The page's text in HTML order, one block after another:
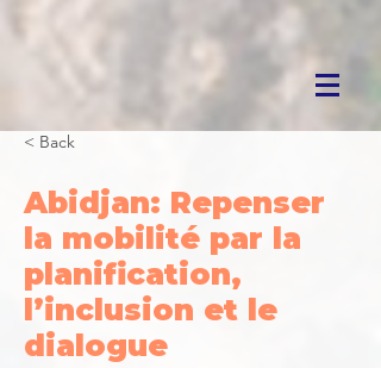
< Back
Abidjan: Repenser
la mobilité par la
planification,
l’inclusion et le
dialogue